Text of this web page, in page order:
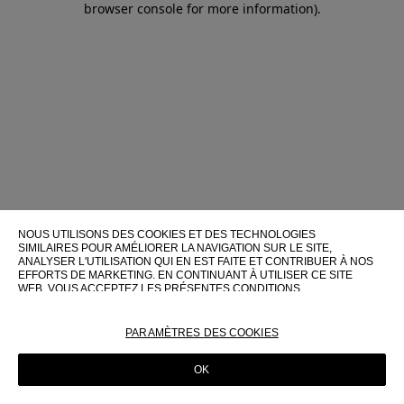
browser console for more information).
NOUS UTILISONS DES COOKIES ET DES TECHNOLOGIES
SIMILAIRES POUR AMÉLIORER LA NAVIGATION SUR LE SITE,
ANALYSER L'UTILISATION QUI EN EST FAITE ET CONTRIBUER À NOS
EFFORTS DE MARKETING. EN CONTINUANT À UTILISER CE SITE
WEB, VOUS ACCEPTEZ LES PRÉSENTES CONDITIONS
POUR PLUS D'INFORMATIONS SUR CES TECHNOLOGIES ET LEUR
POLITIQUE EN MATIÈRE DE COOKIES
PARAMÈTRES DES COOKIES
OK